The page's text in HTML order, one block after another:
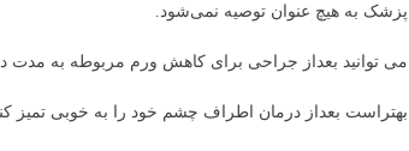
پزشک به هیچ عنوان توصیه نمی‌شود.
می توانید بعداز جراحی برای کاهش ورم مربوطه به
بهتراست بعداز درمان اطراف چشم خود را به خوبی تمیز